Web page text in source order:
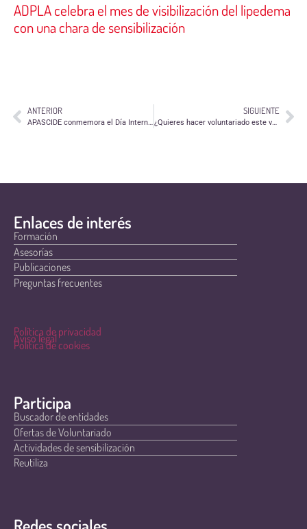
ADPLA celebra el mes de visibilización del lipedema
con una chara de sensibilización
ANTERIOR
APASCIDE conmemora el Día Internacional de la Sordoceguera
SIGUIENTE
¿Quieres hacer voluntariado este verano? Apúntate
Enlaces de interés
Formación
Asesorías
Publicaciones
Preguntas frecuentes
Política de privacidad
Aviso legal
Política de cookies
Participa
Buscador de entidades
Ofertas de Voluntariado
Actividades de sensibilización
Reutiliza